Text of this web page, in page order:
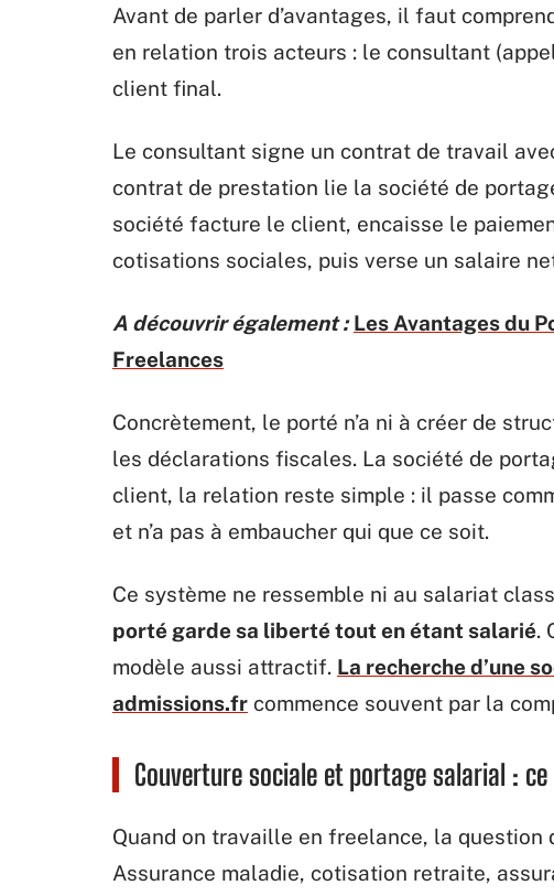
Avant de parler d’avantages, il faut
en relation trois acteurs : le consultant
client final.
Le consultant signe un contrat de travail
contrat de prestation lie la société de
société facture le client, encaisse le
cotisations sociales, puis verse un salaire
A découvrir également : Les Avantages du
Freelances
Concrètement, le porté n’a ni à créer de
les déclarations fiscales. La société de
client, la relation reste simple : il passe
et n’a pas à embaucher qui que ce soit.
Ce système ne ressemble ni au salariat
porté garde sa liberté tout en étant salarié.
modèle aussi attractif. La recherche d’une
admissions.fr commence souvent par la
Couverture sociale et portage salarial :
Quand on travaille en freelance, la
Assurance maladie, cotisation retraite,